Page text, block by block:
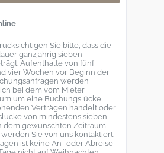
Sie bitte, dass die
ganzjährig sieben
Aufenthalte von fünf
vier Wochen vor Beginn der
werden
bei dem vom Mieter
um eine Buchungslücke
Verträgen handelt oder
von mindestens sieben
dem gewünschten Zeitraum
Sie von uns kontaktiert.
ist keine An- oder Abreise